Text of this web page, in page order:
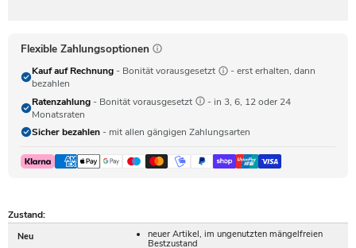
Flexible Zahlungsoptionen
Kauf auf Rechnung - Bonität vorausgesetzt
- erst erhalten, dann
bezahlen
Ratenzahlung - Bonität vorausgesetzt
- in 3, 6, 12 oder 24
Monatsraten
Sicher bezahlen - mit allen gängigen Zahlungsarten
Zustand:
Neu
neuer Artikel, im ungenutzten mängelfreien
Bestzustand